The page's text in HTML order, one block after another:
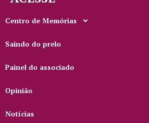
Centro de Memórias
Saindo do prelo
Painel do associado
Opinião
Notícias